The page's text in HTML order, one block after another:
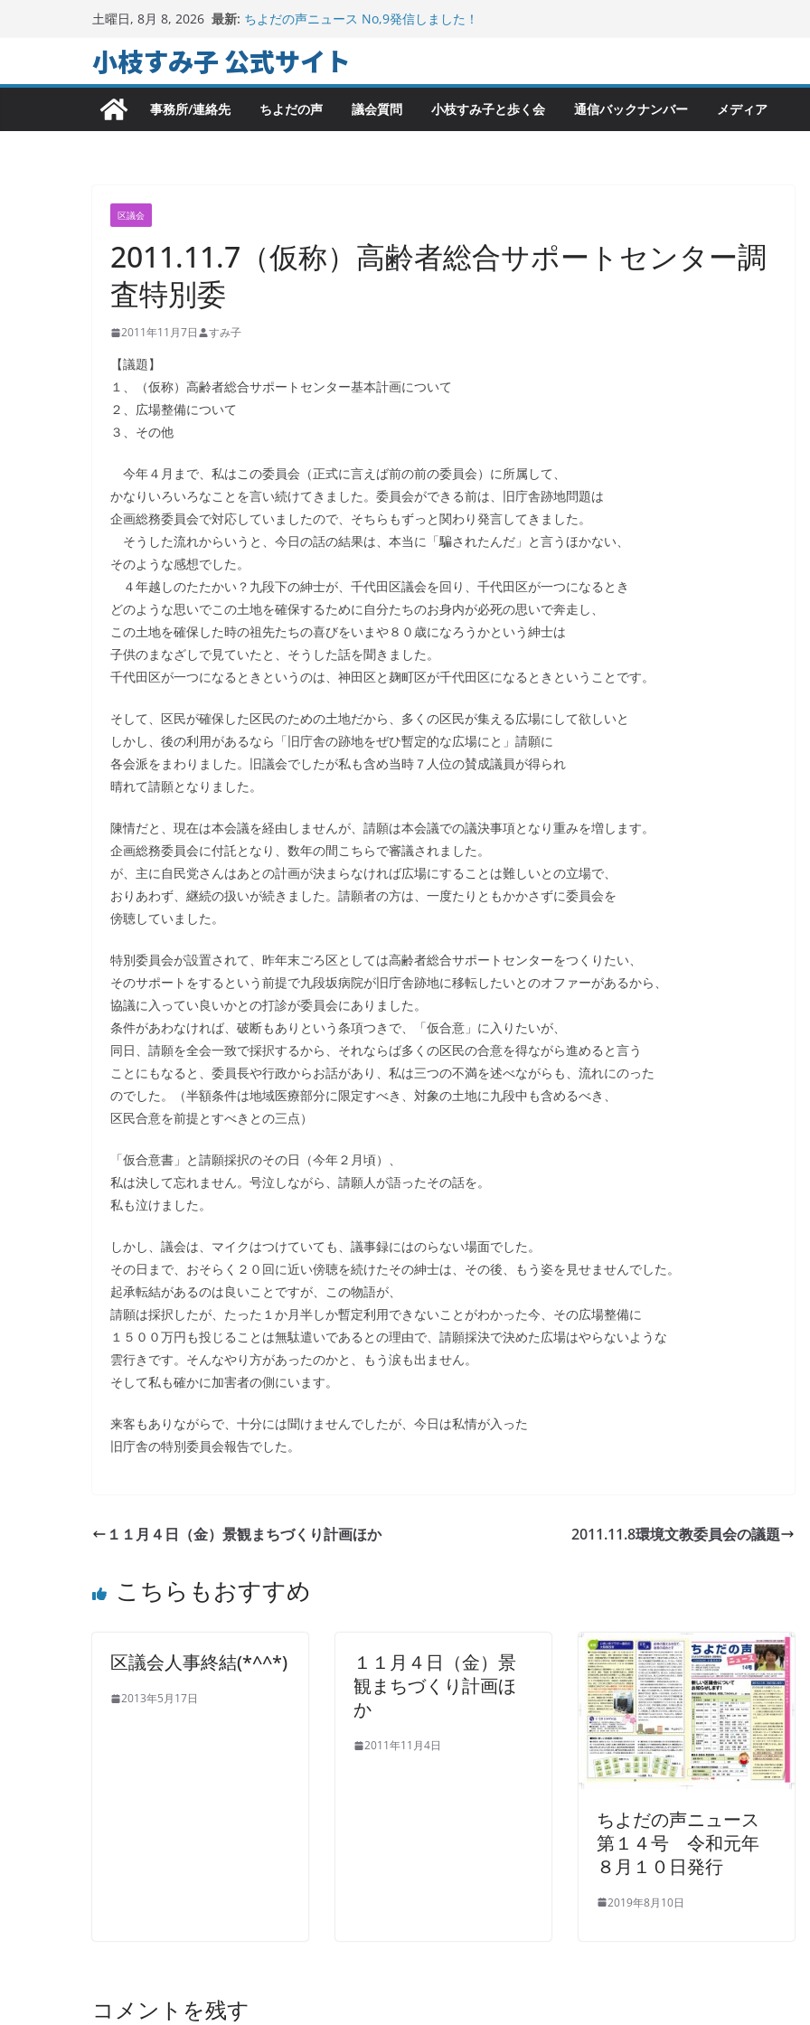
ン
土曜日, 8月 8, 2026 最新: ちよだの声ニュース No,9発信しました！
参加
ヒートアイランド緩和のキーワードは「水と緑と風」
地方議会の「会派」って、なんだろう？！
2025年夏。日比谷図書文化館特別展に行ってみました！
小枝すみ子 公式サイト
事務所/連絡先 ちよだの声 議会質問 小枝すみ子と歩く会 通信バックナンバー メディア
区議会
2011.11.7（仮称）高齢者総合サポートセンター調
査特別委
2011年11月7日 すみ子
【議題】
１、（仮称）高齢者総合サポートセンター基本計画について
２、広場整備について
３、その他
今年４月まで、私はこの委員会（正式に言えば前の前の委員会）に所属して、
かなりいろいろなことを言い続けてきました。委員会ができる前は、旧庁舎跡地問題は
企画総務委員会で対応していましたので、そちらもずっと関わり発言してきました。
そうした流れからいうと、今日の話の結果は、本当に「騙されたんだ」と言うほかない、
そのような感想でした。
４年越しのたたかい？九段下の紳士が、千代田区議会を回り、千代田区が一つになるとき
どのような思いでこの土地を確保するために自分たちのお身内が必死の思いで奔走し、
この土地を確保した時の祖先たちの喜びをいまや８０歳になろうかという紳士は
子供のまなざしで見ていたと、そうした話を聞きました。
千代田区が一つになるときというのは、神田区と麹町区が千代田区になるときということです。
そして、区民が確保した区民のための土地だから、多くの区民が集える広場にして欲しいと
しかし、後の利用があるなら「旧庁舎の跡地をぜひ暫定的な広場にと」請願に
各会派をまわりました。旧議会でしたが私も含め当時７人位の賛成議員が得られ
晴れて請願となりました。
陳情だと、現在は本会議を経由しませんが、請願は本会議での議決事項となり重みを増します。
企画総務委員会に付託となり、数年の間こちらで審議されました。
が、主に自民党さんはあとの計画が決まらなければ広場にすることは難しいとの立場で、
おりあわず、継続の扱いが続きました。請願者の方は、一度たりともかかさずに委員会を
傍聴していました。
特別委員会が設置されて、昨年末ごろ区としては高齢者総合サポートセンターをつくりたい、
そのサポートをするという前提で九段坂病院が旧庁舎跡地に移転したいとのオファーがあるから、
協議に入ってい良いかとの打診が委員会にありました。
条件があわなければ、破断もありという条項つきで、「仮合意」に入りたいが、
同日、請願を全会一致で採択するから、それならば多くの区民の合意を得ながら進めると言う
ことにもなると、委員長や行政からお話があり、私は三つの不満を述べながらも、流れにのった
のでした。（半額条件は地域医療部分に限定すべき、対象の土地に九段中も含めるべき、
区民合意を前提とすべきとの三点）
「仮合意書」と請願採択のその日（今年２月頃）、
私は決して忘れません。号泣しながら、請願人が語ったその話を。
私も泣けました。
しかし、議会は、マイクはつけていても、議事録にはのらない場面でした。
その日まで、おそらく２０回に近い傍聴を続けたその紳士は、その後、もう姿を見せませんでした。
起承転結があるのは良いことですが、この物語が、
請願は採択したが、たった１か月半しか暫定利用できないことがわかった今、その広場整備に
１５００万円も投じることは無駄遣いであるとの理由で、請願採決で決めた広場はやらないような
雲行きです。そんなやり方があったのかと、もう涙も出ません。
そして私も確かに加害者の側にいます。
来客もありながらで、十分には聞けませんでしたが、今日は私情が入った
旧庁舎の特別委員会報告でした。
１１月４日（金）景観まちづくり計画ほか 2011.11.8環境文教委員会の議題
こちらもおすすめ
区議会人事終結(*^^*)
2013年5月17日
１１月４日（金）景
観まちづくり計画ほ
か
2011年11月4日
ちよだの声ニュース
第１４号 令和元年
８月１０日発行
2019年8月10日
コメントを残す